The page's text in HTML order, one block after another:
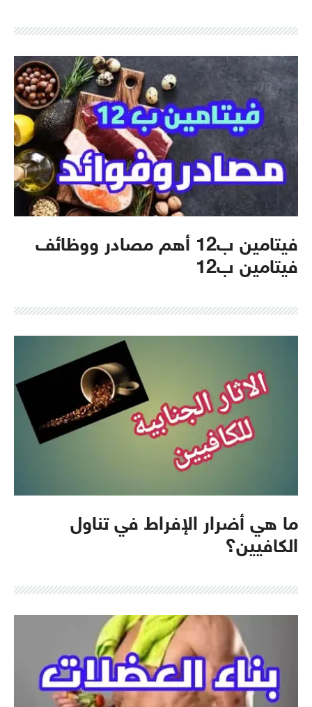
فيتامين ب12 أهم مصادر ووظائف
فيتامين ب12
ما هي أضرار الإفراط في تناول
الكافيين؟